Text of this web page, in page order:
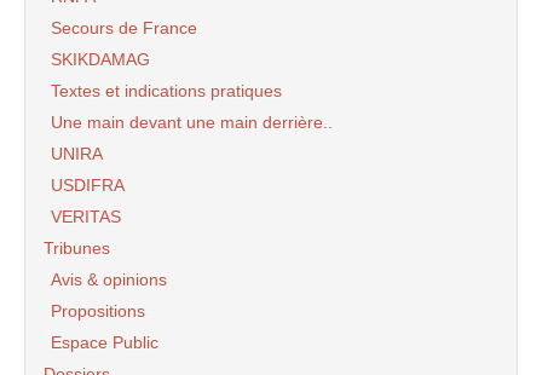
Secours de France
SKIKDAMAG
Textes et indications pratiques
Une main devant une main derrière..
UNIRA
USDIFRA
VERITAS
Tribunes
Avis & opinions
Propositions
Espace Public